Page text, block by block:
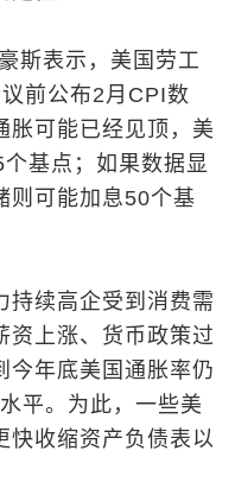
斯表示，美国劳工
前公布2月CPI数
胀可能已经见顶，美
基点；如果数据显
则可能加息50个基
持续高企受到消费需
资上涨、货币政策过
今年底美国通胀率仍
平。为此，一些美
快收缩资产负债表以